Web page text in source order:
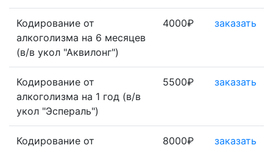
Кодирование от
алкоголизма на 6 месяцев
(в/в укол "Аквилонг")
4000₽ заказать
Кодирование от
алкоголизма на 1 год (в/в
укол "Эспераль")
5500₽ заказать
Кодирование от
8000₽ заказать